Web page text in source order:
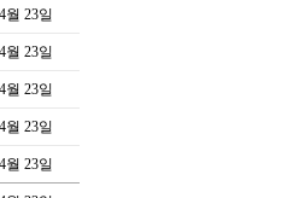
4월 23일
4월 23일
4월 23일
4월 23일
4월 23일